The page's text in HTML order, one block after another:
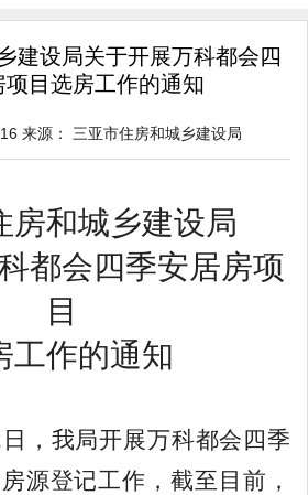
建设局关于开展万科都会四
项目选房工作的通知
来源： 三亚市住房和城乡建设局
房和城乡建设局
都会四季安居房项
目
工作的通知
日，我局开展万科都会四季
源登记工作，截至 目前 ，